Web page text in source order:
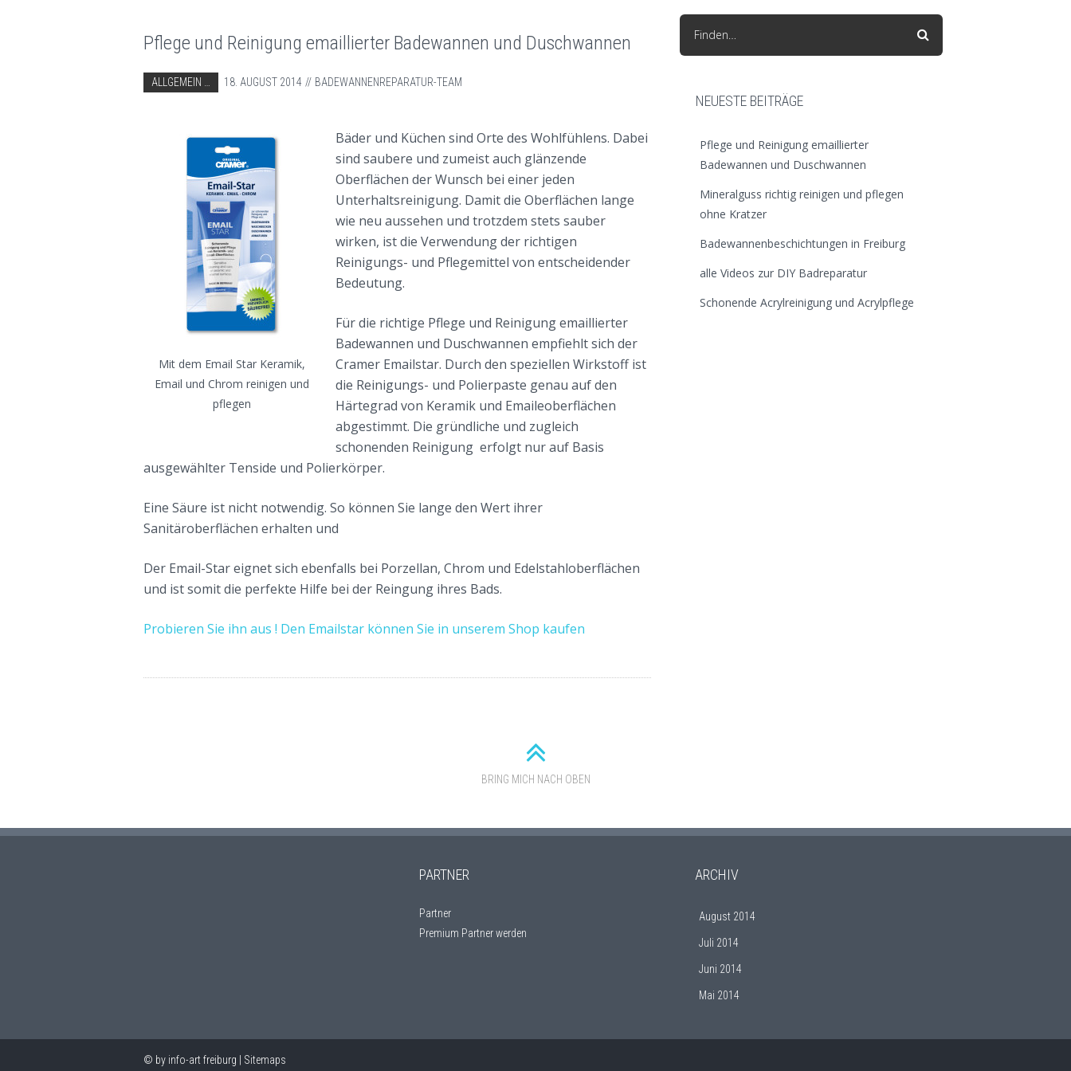
Pflege und Reinigung emaillierter Badewannen und Duschwannen
ABGELEGT IN:
ALLGEMEIN
SCHONENDE PFLEGE UND REINIGUNG VON EMAIL
18. AUGUST 2014 BADEWANNENREPARATUR-TEAM
Mit dem Email Star Keramik,
Email und Chrom reinigen und
pflegen
Bäder und Küchen sind Orte des Wohlfühlens. Dabei
sind saubere und zumeist auch glänzende
Oberflächen der Wunsch bei einer jeden
Unterhaltsreinigung. Damit die Oberflächen lange
wie neu aussehen und trotzdem stets sauber
wirken, ist die Verwendung der richtigen
Reinigungs- und Pflegemittel von entscheidender
Bedeutung.
Für die richtige Pflege und Reinigung emaillierter
Badewannen und Duschwannen empfiehlt sich der
Cramer Emailstar. Durch den speziellen Wirkstoff ist
die Reinigungs- und Polierpaste genau auf den
Härtegrad von Keramik und Emaileoberflächen
abgestimmt. Die gründliche und zugleich
schonenden Reinigung erfolgt nur auf Basis
ausgewählter Tenside und Polierkörper.
Eine Säure ist nicht notwendig. So können Sie lange den Wert ihrer
Sanitäroberflächen erhalten und
Der Email-Star eignet sich ebenfalls bei Porzellan, Chrom und Edelstahloberflächen
und ist somit die perfekte Hilfe bei der Reingung ihres Bads.
Probieren Sie ihn aus ! Den Emailstar können Sie in unserem Shop kaufen
Finden…
NEUESTE BEITRÄGE
Pflege und Reinigung emaillierter
Badewannen und Duschwannen
Mineralguss richtig reinigen und pflegen
ohne Kratzer
Badewannenbeschichtungen in Freiburg
alle Videos zur DIY Badreparatur
Schonende Acrylreinigung und Acrylpflege
BRING MICH NACH OBEN
PARTNER
Partner
Premium Partner werden
ARCHIV
August 2014
Juli 2014
Juni 2014
Mai 2014
© by info-art freiburg Sitemaps